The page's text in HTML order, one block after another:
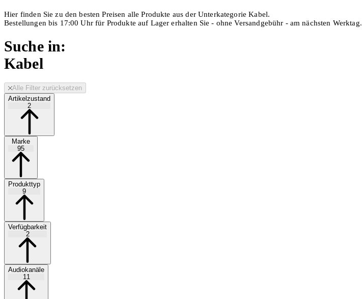
Hier finden Sie zu den besten Preisen alle Produkte aus der Unterkategorie Kabel.
Bestellungen bis 17:00 Uhr für Produkte auf Lager erhalten Sie - ohne Versandgebühr - am nächsten Werktag.
Suche in:
Kabel
Alle Filter zurücksetzen
Artikelzustand
2
Marke
95
Produkttyp
9
Verfügbarkeit
2
Audiokanäle
11